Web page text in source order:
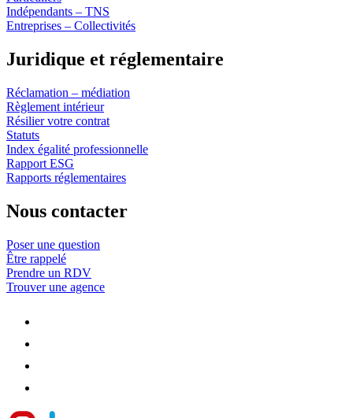
Indépendants – TNS
Entreprises – Collectivités
Juridique et réglementaire
Réclamation – médiation
Règlement intérieur
Résilier votre contrat
Statuts
Index égalité professionnelle
Rapport ESG
Rapports réglementaires
Nous contacter
Poser une question
Être rappelé
Prendre un RDV
Trouver une agence